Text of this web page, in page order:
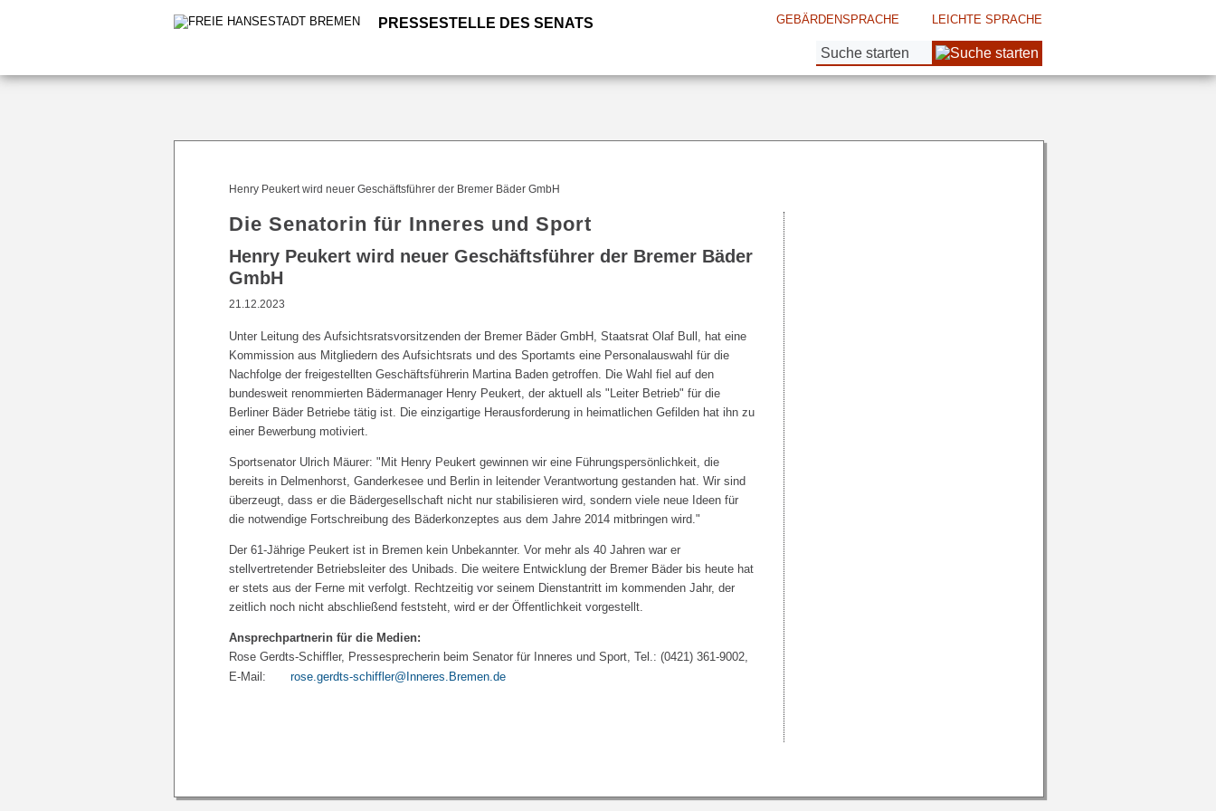
PRESSESTELLE DES SENATS GEBÄRDENSPRACHE LEICHTE SPRACHE
Suche:
Henry Peukert wird neuer Geschäftsführer der Bremer Bäder GmbH
Die Senatorin für Inneres und Sport
Henry Peukert wird neuer Geschäftsführer der Bremer Bäder
GmbH
21.12.2023
Unter Leitung des Aufsichtsratsvorsitzenden der Bremer Bäder GmbH, Staatsrat Olaf Bull, hat eine
Kommission aus Mitgliedern des Aufsichtsrats und des Sportamts eine Personalauswahl für die
Nachfolge der freigestellten Geschäftsführerin Martina Baden getroffen. Die Wahl fiel auf den
bundesweit renommierten Bädermanager Henry Peukert, der aktuell als "Leiter Betrieb" für die
Berliner Bäder Betriebe tätig ist. Die einzigartige Herausforderung in heimatlichen Gefilden hat ihn zu
einer Bewerbung motiviert.
Sportsenator Ulrich Mäurer: "Mit Henry Peukert gewinnen wir eine Führungspersönlichkeit, die
bereits in Delmenhorst, Ganderkesee und Berlin in leitender Verantwortung gestanden hat. Wir sind
überzeugt, dass er die Bädergesellschaft nicht nur stabilisieren wird, sondern viele neue Ideen für
die notwendige Fortschreibung des Bäderkonzeptes aus dem Jahre 2014 mitbringen wird."
Der 61-Jährige Peukert ist in Bremen kein Unbekannter. Vor mehr als 40 Jahren war er
stellvertretender Betriebsleiter des Unibads. Die weitere Entwicklung der Bremer Bäder bis heute hat
er stets aus der Ferne mit verfolgt. Rechtzeitig vor seinem Dienstantritt im kommenden Jahr, der
zeitlich noch nicht abschließend feststeht, wird er der Öffentlichkeit vorgestellt.
Ansprechpartnerin für die Medien:
Rose Gerdts-Schiffler, Pressesprecherin beim Senator für Inneres und Sport, Tel.: (0421) 361-9002,
E-Mail:
rose.gerdts-schiffler@Inneres.Bremen.de